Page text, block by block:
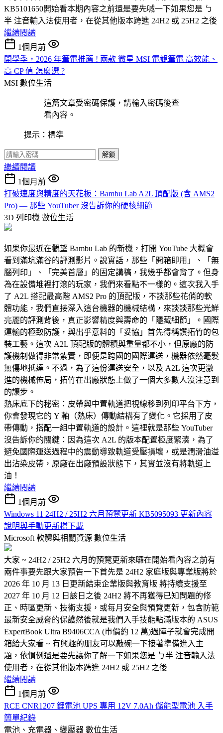
KB5101650開始看本期內容之前還是要先喊一下如果您是 ㄅ
半 注音輸入法使用者，在從其他版本跨進 24H2 或 25H2 之後
繼續閱讀
1個月前
開學季，2026 年筆電推薦 ! 兩款 微星 MSI 電競筆電 高效能、
高 CP 值 怎麼選 ?
MSI 數位生活
這篇文章受密碼保護，請輸入密碼後查
看內容。
提示：標準
解鎖
繼續閱讀
1個月前
打破速度與精度的天花板：Bambu Lab A2L 頂配版 (含 AMS2
Pro) — 那些 YouTuber 沒告訴你的硬核細節
3D 列印機 數位生活
如果你最近在觀望 Bambu Lab 的新機，打開 YouTube 大概會
看到滿坑滿谷的評測影片。說實話，那些「開箱即用」、「無
腦列印」、「完美首層」的固定講稿，我幾乎都會背了。但身
為在設備堆裡打滾的玩家，我們來看點不一樣的。這次我入手
了 A2L 搭配最高階 AMS2 Pro 的頂配版，不談那些花俏的軟
體功能，我們直接深入這台機器的機械結構，來談談那些光鮮
亮麗的評測背後，真正影響精度與壽命的「隱藏細節」。國際
運輸的極致防護，與出乎意料的「妥協」首先得稱讚拓竹的包
裝工藝。這次 A2L 頂配版的體積與重量都不小，但原廠的防
護機制做得非常紮實，即便是跨國的國際運送，機器依然毫髮
無傷地抵達。不過，為了這份運送安全，以及 A2L 這次更激
進的機械佈局，拓竹在出廠狀態上做了一個大多數人沒注意到
的讓步。
熱床底下的秘密：皮帶與中置軌道把視線移到列印平台下方，
你會發現它的 Y 軸（熱床）傳動結構有了變化。它採用了皮
帶傳動，搭配一組中置軌道的設計。這裡就是那些 YouTuber
沒告訴你的關鍵：因為這次 A2L 的版本配置極度緊湊，為了
避免國際運送過程中的震動導致軌道受壓損壞，或是潤滑油溢
出沾染皮帶，原廠在出廠預設狀態下，其實並沒有將軌道上
油！
繼續閱讀
1個月前
Windows 11 24H2 / 25H2 六月預覽更新 KB5095093 更新內容
說明與手動更新檔下載
Microsoft 軟體與相關資源 數位生活
大家 ~ 24H2 / 25H2 六月的預覽更新來囉在開始看內容之前有
兩件事要先跟大家預告一下首先是 24H2 家庭版與專業版將於
2026 年 10 月 13 日更新結束企業版與教育版 將持續支援至
2027 年 10 月 12 日該日之後 24H2 將不再獲得已知問題的修
正、時區更新、技術支援，或每月安全與預覽更新，包含防範
最新安全威脅的保護然後就是我們入手技能點滿版本的 ASUS
ExpertBook Ultra B9406CCA (市價約 12 萬)過陣子就會完成開
箱給大家看 ~ 有興趣的朋友可以敲碗一下接著準備進入主
題，依慣例還是要先讓你了解一下如果您是 ㄅ半 注音輸入法
使用者，在從其他版本跨進 24H2 或 25H2 之後
繼續閱讀
1個月前
RCE CNR1207 鋰電池 UPS 專用 12V 7.0Ah 儲能型電池 入手
簡單紀錄
電池、充電器、變壓器 數位生活